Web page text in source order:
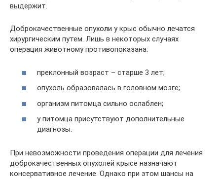
выдержит.
Доброкачественные опухоли у крыс обычно лечатся
хирургическим путем. Лишь в некоторых случаях
операция животному противопоказана:
преклонный возраст – старше 3 лет;
опухоль образовалась в головном мозге;
организм питомца сильно ослаблен;
у питомца присутствуют дополнительные
диагнозы.
При невозможности проведения операции для лечения
доброкачественных опухолей крысе назначают
консервативное лечение. Однако при этом шансы на